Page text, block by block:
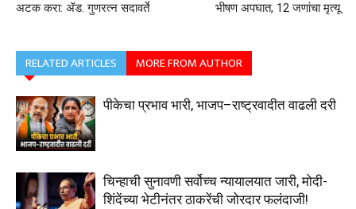
अटक करा: ॲड. गुणरत्न सदावर्ते
भीषण अपघात, 12 जणांचा मृत्यू
RELATED ARTICLES MORE FROM AUTHOR
पीकेचा प्रभाव भारी, भाजप–राष्ट्रवादीत वाढली दरी
चिन्हाची सुनावणी सर्वोच्च न्यायालयात जारी, मोदी-
शिंदेंच्या भेटीनंतर ठाकरेंची जोरदार फलंदाजी!